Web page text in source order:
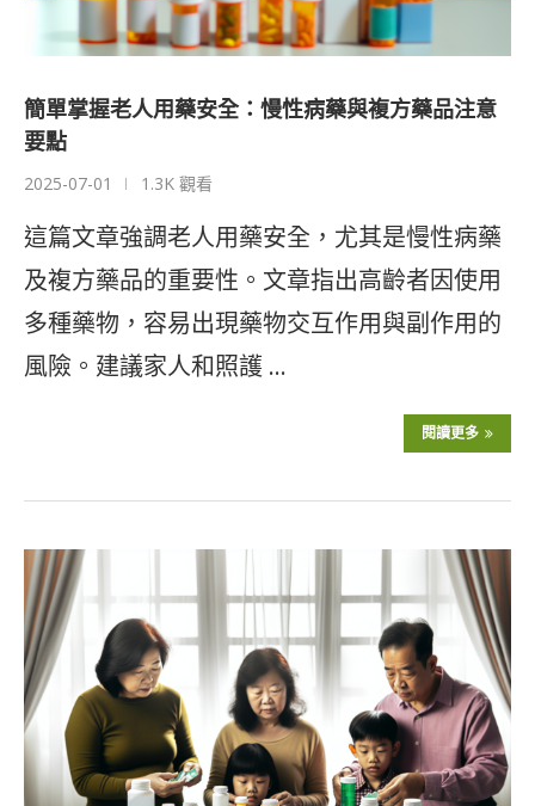
簡單掌握老人用藥安全：慢性病藥與複方藥品注意
要點
2025-07-01 1.3K 觀看
這篇文章強調老人用藥安全，尤其是慢性病藥
及複方藥品的重要性。文章指出高齡者因使用
多種藥物，容易出現藥物交互作用與副作用的
風險。建議家人和照護 …
閱讀更多